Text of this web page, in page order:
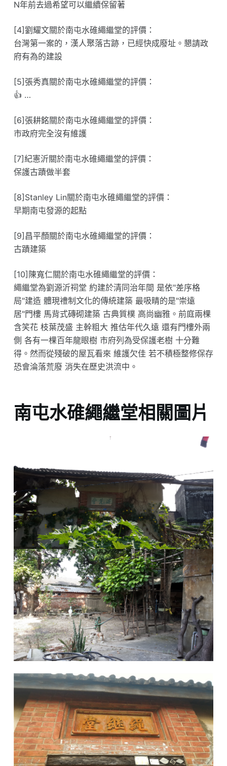
N年前去過希望可以繼續保留著
[4]劉耀文關於南屯水碓繩繼堂的評價：
台灣第一案的，漢人聚落古跡，已經快成廢址。懇請政
府有為的建設
[5]張秀真關於南屯水碓繩繼堂的評價：
👍 …
[6]張耕銘關於南屯水碓繩繼堂的評價：
市政府完全沒有維護
[7]紀憲沂關於南屯水碓繩繼堂的評價：
保護古蹟做半套
[8]Stanley Lin關於南屯水碓繩繼堂的評價：
早期南屯發源的起點
[9]昌平顏關於南屯水碓繩繼堂的評價：
古蹟建築
[10]陳寬仁關於南屯水碓繩繼堂的評價：
繩繼堂為劉源沂祠堂 約建於清同治年間 是依"差序格
局"建造 體現禮制文化的傳統建築 最吸睛的是"崇遠
居"門樓 馬背式磚砌建築 古典質樸 高尚幽雅。前庭兩棵
含笑花 枝葉茂盛 主幹粗大 推估年代久遠 還有門樓外兩
側 各有一棵百年龍眼樹 市府列為受保護老樹 十分難
得。然而從殘破的屋瓦看來 維護欠佳 若不積極整修保存
恐會淪落荒廢 消失在歷史洪流中。
南屯水碓繩繼堂相關圖片